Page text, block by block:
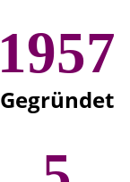
1957
Gegründet